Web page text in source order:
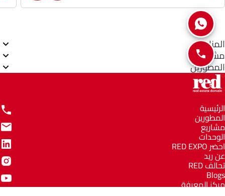
المناطق
مشاريع
المطورين
الرئيسية
المطورين
مشاريع
الوحدات
احضر RED EXPO
عن ريد
تحالف RED
Blogs
مركز المعرفة